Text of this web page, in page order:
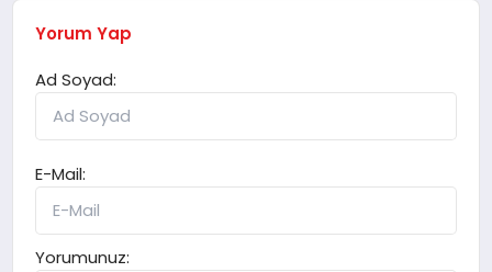
Yorum Yap
Ad Soyad:
E-Mail:
Yorumunuz: